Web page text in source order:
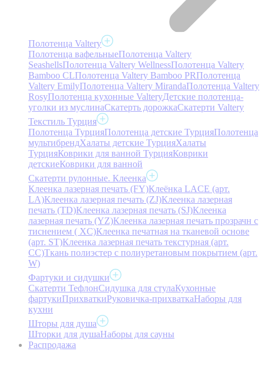
Полотенца Valtery
Полотенца вафельныеПолотенца Valtery
SeashellsПолотенца Valtery WellnessПолотенца Valtery
Bamboo CLПолотенца Valtery Bamboo PRПолотенца
Valtery EmilyПолотенца Valtery MirandaПолотенца Valtery
RosyПолотенца кухонные ValteryДетские полотенца-
уголки из муслинаСкатерть дорожкаСкатерти Valtery
Текстиль Турция
Полотенца ТурцияПолотенца детские ТурцияПолотенца
мультибрендХалаты детские ТурцияХалаты
ТурцияКоврики для ванной ТурцияКоврики
детскиеКоврики для ванной
Скатерти рулонные. Клеенка
Клеенка лазерная печать (FY)Клеёнка LACE (арт.
LA)Клеенка лазерная печать (ZJ)Клеенка лазерная
печать (TD)Клеенка лазерная печать (SJ)Клеенка
лазерная печать (YZ)Клеенка лазерная печать прозрачн с
тиснением ( XC)Клеенка печатная на тканевой основе
(арт. ST)Клеенка лазерная печать текстурная (арт.
CC)Ткань полиэстер с полиуретановым покрытием (арт.
W)
Фартуки и сидушки
Скатерти ТефлонСидушка для стулаКухонные
фартукиПрихваткиРуковичка-прихваткаНаборы для
кухни
Шторы для душа
Шторки для душаНаборы для сауны
Распродажа